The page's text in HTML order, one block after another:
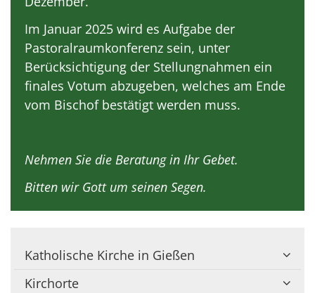
Im Januar 2025 wird es Aufgabe der
Pastoralraumkonferenz sein, unter
Berücksichtigung der Stellungnahmen ein
finales Votum abzugeben, welches am Ende
vom Bischof bestätigt werden muss.
Nehmen Sie die Beratung in Ihr Gebet.
Bitten wir Gott um seinen Segen.
Katholische Kirche in Gießen
Kirchorte